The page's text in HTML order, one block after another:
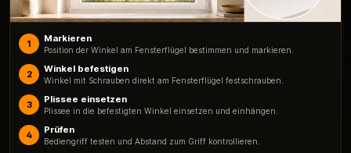
1 Markieren
Position der Winkel am Fensterflügel bestimmen und markieren.
2 Winkel befestigen
Winkel mit Schrauben direkt am Fensterflügel festschrauben.
3 Plissee einsetzen
Plissee in die befestigten Winkel einsetzen und einhängen.
4 Prüfen
Bediengriff testen und Abstand zum Griff kontrollieren.